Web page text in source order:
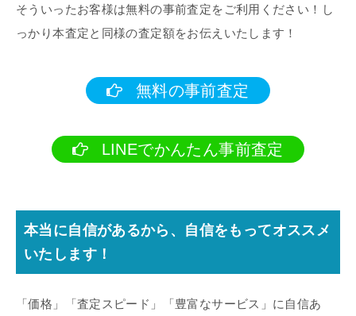
そういったお客様は無料の事前査定をご利用ください！し
っかり本査定と同様の査定額をお伝えいたします！
無料の事前査定
LINEでかんたん事前査定
本当に自信があるから、自信をもってオススメ
いたします！
「価格」「査定スピード」「豊富なサービス」に自信あ